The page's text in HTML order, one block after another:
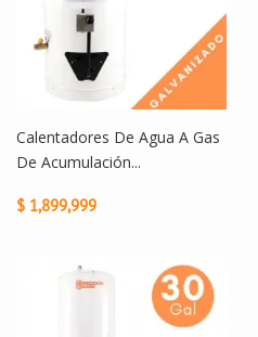
Calentadores De Agua A Gas
De Acumulación...
$ 1,899,999